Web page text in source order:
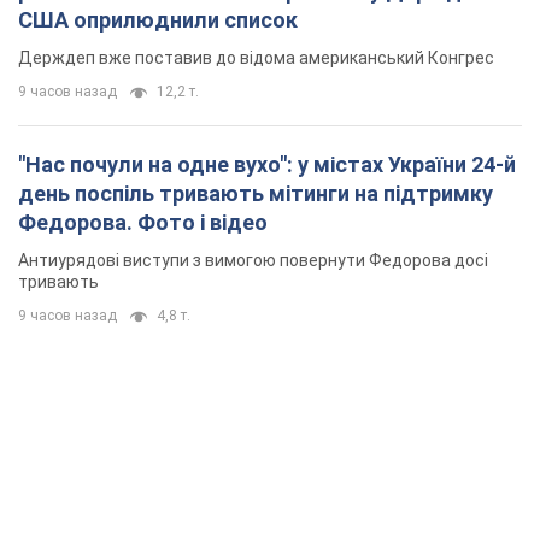
США оприлюднили список
Держдеп вже поставив до відома американський Конгрес
9 часов назад 12,2 т.
"Нас почули на одне вухо": у містах України 24-й
день поспіль тривають мітинги на підтримку
Федорова. Фото і відео
Антиурядові виступи з вимогою повернути Федорова досі
тривають
9 часов назад 4,8 т.